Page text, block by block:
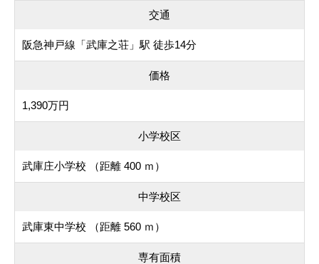
交通
阪急神戸線「武庫之荘」駅 徒歩14分
価格
1,390万円
小学校区
武庫庄小学校 （距離 400 ｍ）
中学校区
武庫東中学校 （距離 560 ｍ）
専有面積